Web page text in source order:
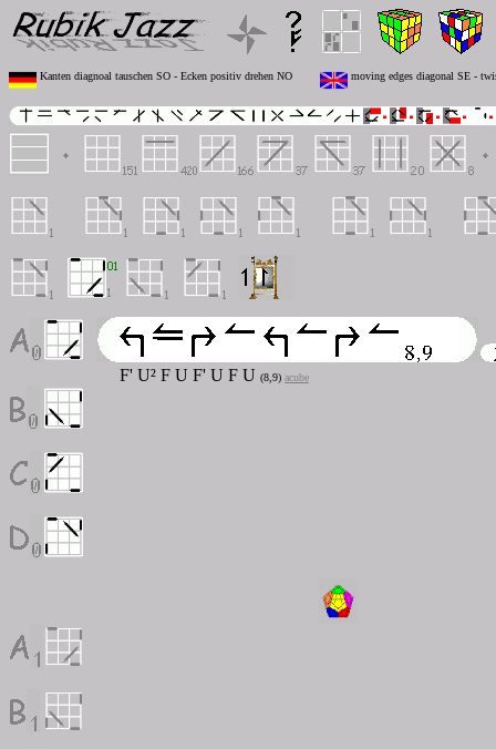
Kanten diagnoal tauschen SO - Ecken positiv drehen NO moving edges diagonal SE -
F' U² F U F' U F U (8,9) acube